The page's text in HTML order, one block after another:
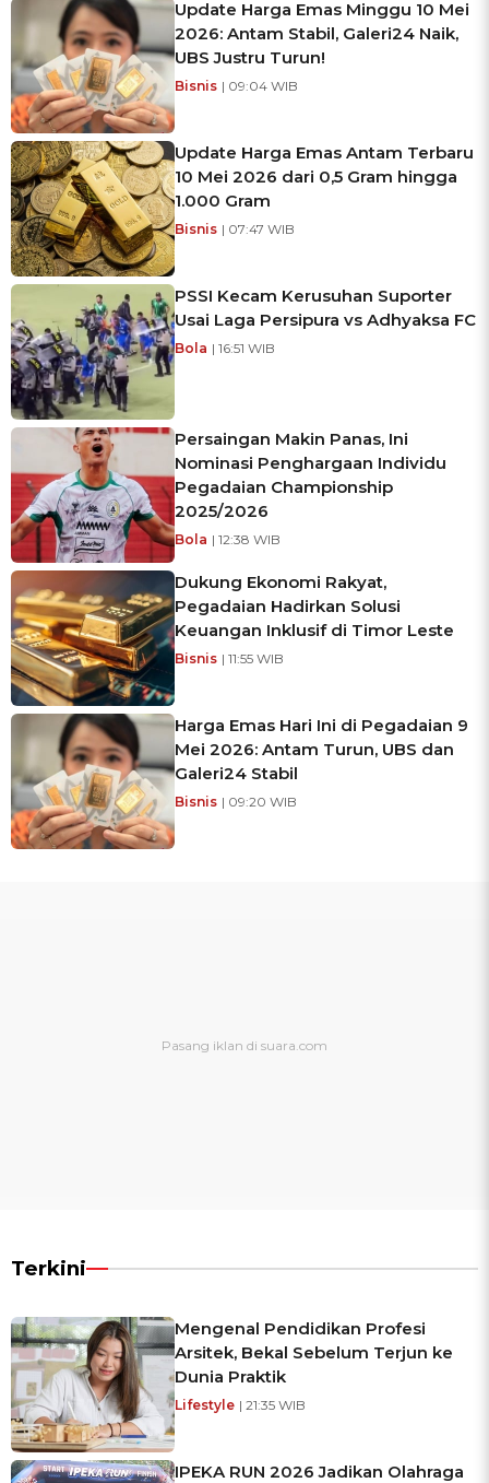
Update Harga Emas Minggu 10 Mei
2026: Antam Stabil, Galeri24 Naik,
UBS Justru Turun!
Bisnis | 09:04 WIB
Update Harga Emas Antam Terbaru
10 Mei 2026 dari 0,5 Gram hingga
1.000 Gram
Bisnis | 07:47 WIB
PSSI Kecam Kerusuhan Suporter
Usai Laga Persipura vs Adhyaksa FC
Bola | 16:51 WIB
Persaingan Makin Panas, Ini
Nominasi Penghargaan Individu
Pegadaian Championship
2025/2026
Bola | 12:38 WIB
Dukung Ekonomi Rakyat,
Pegadaian Hadirkan Solusi
Keuangan Inklusif di Timor Leste
Bisnis | 11:55 WIB
Harga Emas Hari Ini di Pegadaian 9
Mei 2026: Antam Turun, UBS dan
Galeri24 Stabil
Bisnis | 09:20 WIB
Terkini
Mengenal Pendidikan Profesi
Arsitek, Bekal Sebelum Terjun ke
Dunia Praktik
Lifestyle | 21:35 WIB
IPEKA RUN 2026 Jadikan Olahraga